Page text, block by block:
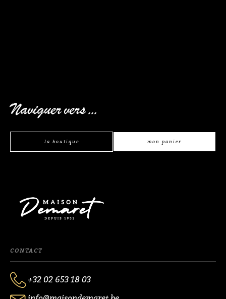
Naviguer vers ...
la boutique mon panier
CONTACT
+32 02 653 18 03